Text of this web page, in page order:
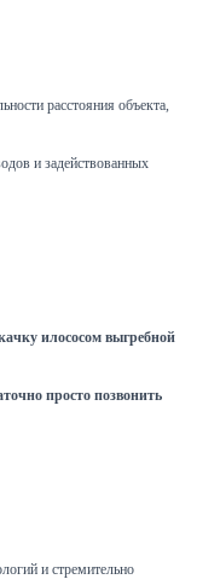
расстояния объекта,
и задействованных
илососом выгребной
просто позвонить
и стремительно